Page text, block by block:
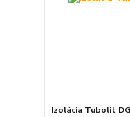
Izolácia Tubolit